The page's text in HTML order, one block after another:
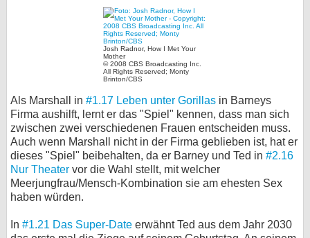
Josh Radnor, How I Met Your
Mother
© 2008 CBS Broadcasting Inc.
All Rights Reserved; Monty
Brinton/CBS
Als Marshall in #1.17 Leben unter Gorillas in Barneys
Firma aushilft, lernt er das "Spiel" kennen, dass man sich
zwischen zwei verschiedenen Frauen entscheiden muss.
Auch wenn Marshall nicht in der Firma geblieben ist, hat er
dieses "Spiel" beibehalten, da er Barney und Ted in #2.16
Nur Theater vor die Wahl stellt, mit welcher
Meerjungfrau/Mensch-Kombination sie am ehesten Sex
haben würden.
In #1.21 Das Super-Date erwähnt Ted aus dem Jahr 2030